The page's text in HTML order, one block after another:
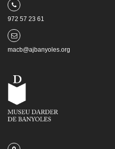
972 57 23 61
macb@ajbanyoles.org